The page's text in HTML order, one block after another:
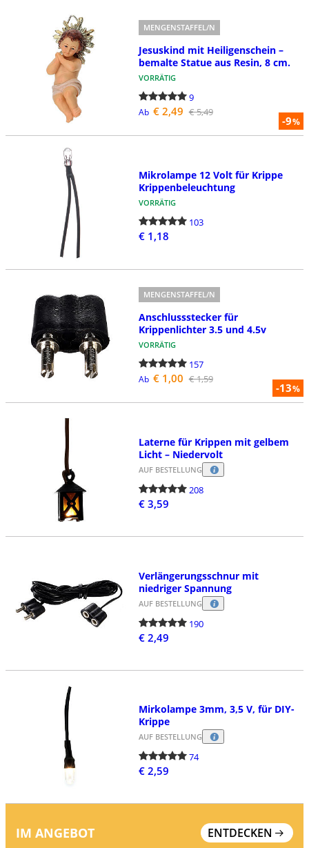
-9%
MENGENSTAFFEL/N
Jesuskind mit Heiligenschein –
bemalte Statue aus Resin, 8 cm.
VORRÄTIG
9
Ab € 2,49 € 5,49
Mikrolampe 12 Volt für Krippe
Krippenbeleuchtung
VORRÄTIG
103
€ 1,18
-13%
MENGENSTAFFEL/N
Anschlussstecker für
Krippenlichter 3.5 und 4.5v
VORRÄTIG
157
Ab € 1,00 € 1,59
Laterne für Krippen mit gelbem
Licht – Niedervolt
AUF BESTELLUNG
208
€ 3,59
Verlängerungsschnur mit
niedriger Spannung
AUF BESTELLUNG
190
€ 2,49
Mirkolampe 3mm, 3,5 V, für DIY-
Krippe
AUF BESTELLUNG
74
€ 2,59
IM ANGEBOT ENTDECKEN